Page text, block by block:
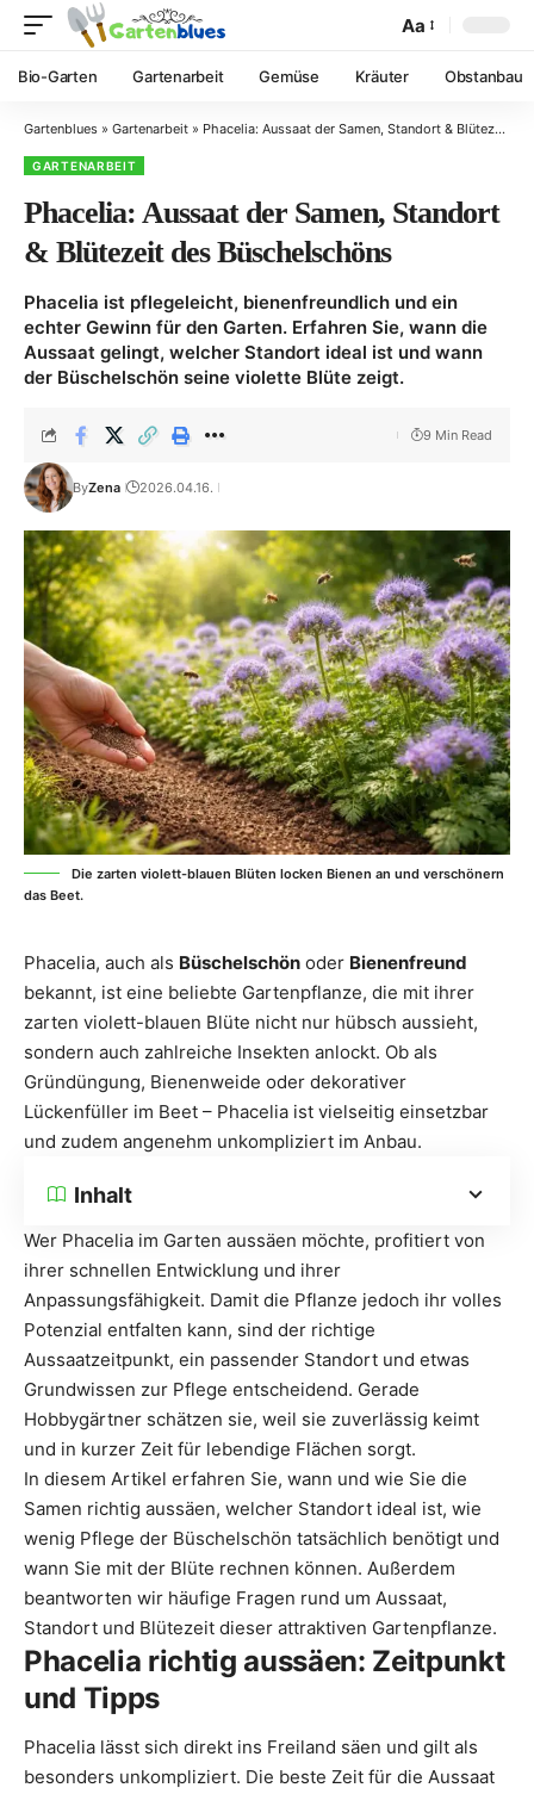
Aa
Bio-Garten Gartenarbeit Gemüse Kräuter Obstanbau
Gartenblues » Gartenarbeit » Phacelia: Aussaat der Samen, Standort & Blütezeit des Büschelschöns
GARTENARBEIT
Phacelia: Aussaat der Samen, Standort
& Blütezeit des Büschelschöns
Phacelia ist pflegeleicht, bienenfreundlich und ein
echter Gewinn für den Garten. Erfahren Sie, wann die
Aussaat gelingt, welcher Standort ideal ist und wann
der Büschelschön seine violette Blüte zeigt.
ByZena 2026.04.16.
9 Min Read
Die zarten violett-blauen Blüten locken Bienen an und verschönern
das Beet.
Phacelia, auch als Büschelschön oder Bienenfreund
bekannt, ist eine beliebte Gartenpflanze, die mit ihrer
zarten violett-blauen Blüte nicht nur hübsch aussieht,
sondern auch zahlreiche Insekten anlockt. Ob als
Gründüngung, Bienenweide oder dekorativer
Lückenfüller im Beet – Phacelia ist vielseitig einsetzbar
und zudem angenehm unkompliziert im Anbau.
Inhalt
Wer Phacelia im Garten aussäen möchte, profitiert von
ihrer schnellen Entwicklung und ihrer
Anpassungsfähigkeit. Damit die Pflanze jedoch ihr volles
Potenzial entfalten kann, sind der richtige
Aussaatzeitpunkt, ein passender Standort und etwas
Grundwissen zur Pflege entscheidend. Gerade
Hobbygärtner schätzen sie, weil sie zuverlässig keimt
und in kurzer Zeit für lebendige Flächen sorgt.
In diesem Artikel erfahren Sie, wann und wie Sie die
Samen richtig aussäen, welcher Standort ideal ist, wie
wenig Pflege der Büschelschön tatsächlich benötigt und
wann Sie mit der Blüte rechnen können. Außerdem
beantworten wir häufige Fragen rund um Aussaat,
Standort und Blütezeit dieser attraktiven Gartenpflanze.
Phacelia richtig aussäen: Zeitpunkt
und Tipps
Phacelia lässt sich direkt ins Freiland säen und gilt als
besonders unkompliziert. Die beste Zeit für die Aussaat